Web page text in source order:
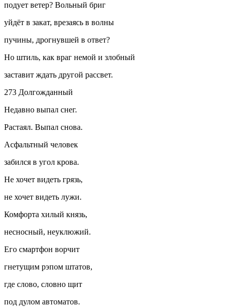
подует ветер? Вольный бриг
уйдёт в закат, врезаясь в волны
пучины, дрогнувшей в ответ?
Но штиль, как враг немой и злобный
заставит ждать другой рассвет.
273 Долгожданный
Недавно выпал снег.
Растаял. Выпал снова.
Асфальтный человек
забился в угол крова.
Не хочет видеть грязь,
не хочет видеть лужи.
Комфорта хилый князь,
несносный, неуклюжий.
Его смартфон ворчит
гнетущим рэпом штатов,
где слово, словно щит
под дулом автоматов.